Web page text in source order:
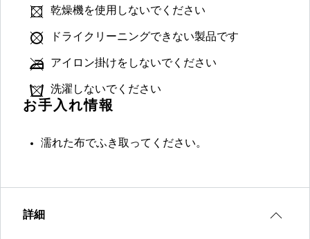
乾燥機を使用しないでください
ドライクリーニングできない製品です
アイロン掛けをしないでください
洗濯しないでください
お手入れ情報
濡れた布でふき取ってください。
詳細